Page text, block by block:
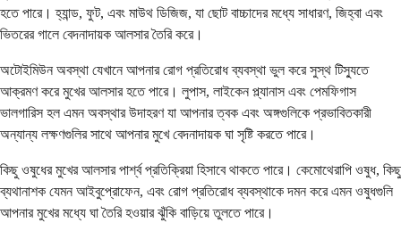
হতে পারে। হ্যান্ড, ফুট, এবং মাউথ ডিজিজ, যা ছোট বাচ্চাদের মধ্যে সাধারণ, জিহ্বা এবং
ভিতরের গালে বেদনাদায়ক আলসার তৈরি করে।
অটোইমিউন অবস্থা যেখানে আপনার রোগ প্রতিরোধ ব্যবস্থা ভুল করে সুস্থ টিস্যুতে
আক্রমণ করে মুখের আলসার হতে পারে। লুপাস, লাইকেন প্ল্যানাস এবং পেমফিগাস
ভালগারিস হল এমন অবস্থার উদাহরণ যা আপনার ত্বক এবং অঙ্গগুলিকে প্রভাবিতকারী
অন্যান্য লক্ষণগুলির সাথে আপনার মুখে বেদনাদায়ক ঘা সৃষ্টি করতে পারে।
কিছু ওষুধের মুখের আলসার পার্শ্ব প্রতিক্রিয়া হিসাবে থাকতে পারে। কেমোথেরাপি ওষুধ, কিছু
ব্যথানাশক যেমন আইবুপ্রোফেন, এবং রোগ প্রতিরোধ ব্যবস্থাকে দমন করে এমন ওষুধগুলি
আপনার মুখের মধ্যে ঘা তৈরি হওয়ার ঝুঁকি বাড়িয়ে তুলতে পারে।